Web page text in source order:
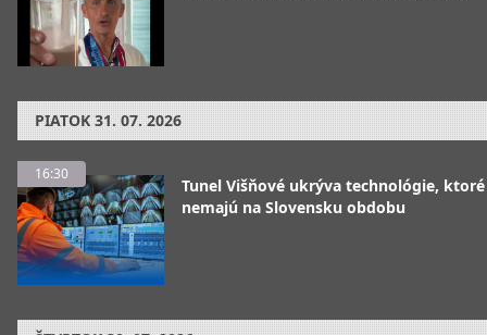
PIATOK 31. 07. 2026
16:30
Tunel Višňové ukrýva technológie, ktoré
nemajú na Slovensku obdobu